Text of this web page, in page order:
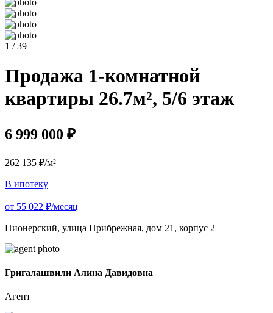
1 / 39
Продажа 1-комнатной
квартиры 26.7м², 5/6 этаж
6 999 000 ₽
262 135 ₽/м²
В ипотеку
от 55 022 ₽/месяц
Пионерский, улица Прибрежная, дом 21, корпус 2
Григалашвили Алина Давидовна
Агент